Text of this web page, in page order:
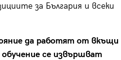
за България и всеки
да работят от вкъщи
се извършват